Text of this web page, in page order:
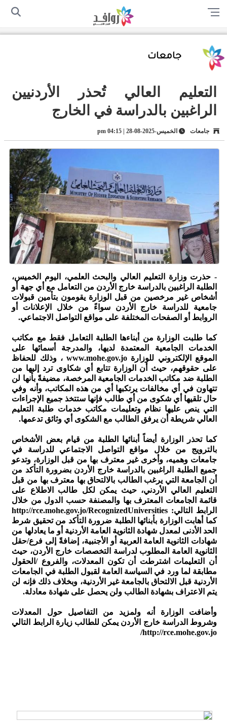
الرئيسية سياسة الخصوصية
جامعات
التعليم العالي تُحذر الأردنيين
الراغبين بالدراسة في الخارج
جامعات الخميس-2025-08-28 | 04:15 pm
- حذرت وزارة التعليم العالي والبحث العلمي، اليوم الخميس،
الطلبة الراغبين بالدراسة خارج الأردن من التعامل مع أي جهة أو
أشخاص غير مرخصين من قبل الوزارة يقومون بتأمين قبولات
جامعية للدراسة خارج الأردن سواءً من خلال الإعلانات أو
الروابط أو الصفحات المختلفة على مواقع التواصل الاجتماعي.
كما طلبت الوزارة من أبناءها الطلبة التعامل فقط مع مكاتب
الخدمات الجامعية المعتمدة لديها، والمدرجة أسمائها على
الموقع الإلكتروني للوزارة www.mohe.gov.jo ، وذلك للحفاظ
على حقوقهم، حيث أن الوزارة تتابع أي شكاوى ترد إليها من
الطلبة ضد مكاتب الخدمات الجامعية المرخصة، مضيفةً بأنها لن
تتهاون في أي مخالفات يرتكبها أي من هذه المكاتب، وأنه وفي
حال تلقيها أي شكوى من أي طالب فإنها ستتخذ جميع الإجراءات
التي ينص عليها نظام وتعليمات مكاتب خدمات طلبة التعليم
العالي شريطة أن يرفق الطالب مع الشكوى أي وثائق تدعمها.
كما تحذر الوزارة أيضاً أبنائها الطلبة من قيام بعض الأشخاص
بالترويج من خلال مواقع التواصل الاجتماعي للدراسة في
جامعات وهميه، وأخرى غير معترف بها من قبل الوزارة، وتدعو
جميع الطلبة الراغبين بالدراسة خارج الأردن بضرورة التأكد من
أن الجامعة التي يرغب الطالب بالالتحاق بها معترف بها من قبل
التعليم العالي الأردني، حيث يمكن لكل طالب الاطلاع على
قائمة الجامعات المعترف بها والمصنفة حسب الدول من خلال
الرابط التالي: http://rce.mohe.gov.jo/RecognizedUniversities
كما أهابت الوزارة بأبنائها الطلبة ضرورة التأكد من تحقيق شرط
الحد الأدنى لمعدل شهادة الثانوية العامة الأردنية أو ما يعادلها من
شهادات الثانوية العامة العربية أو الأجنبية، إضافةً إلى فرع/حقل
الثانوية العامة المطلوب لدراسة التخصصات خارج الأردن، حيث
أن التعليمات اشترطت أن تكون المعدلات، والفروع /الحقول
مطابقة لما ورد في السياسة العامة لقبول الطلبة في الجامعات
الأردنية قبل الالتحاق بالجامعة غير الأردنية، وبخلاف ذلك فإنه لن
يتم الاعتراف بشهادة الطالب ولن يحصل على شهادة معادلة.
وأضافت الوزارة أنه ولمزيد من التفاصيل حول المعدلات
وشروط الدراسة خارج الأردن يمكن للطالب زيارة الرابط التالي
http://rce.mohe.gov.jo/